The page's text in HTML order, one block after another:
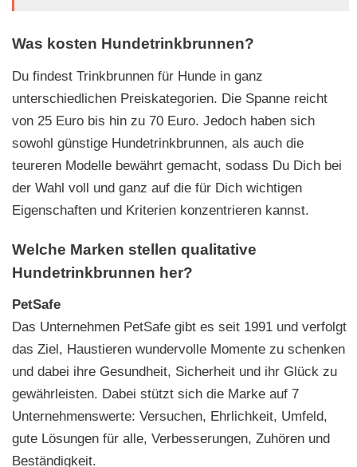
Was kosten Hundetrinkbrunnen?
Du findest Trinkbrunnen für Hunde in ganz
unterschiedlichen Preiskategorien. Die Spanne reicht
von 25 Euro bis hin zu 70 Euro. Jedoch haben sich
sowohl günstige Hundetrinkbrunnen, als auch die
teureren Modelle bewährt gemacht, sodass Du Dich bei
der Wahl voll und ganz auf die für Dich wichtigen
Eigenschaften und Kriterien konzentrieren kannst.
Welche Marken stellen qualitative
Hundetrinkbrunnen her?
PetSafe
Das Unternehmen PetSafe gibt es seit 1991 und verfolgt
das Ziel, Haustieren wundervolle Momente zu schenken
und dabei ihre Gesundheit, Sicherheit und ihr Glück zu
gewährleisten. Dabei stützt sich die Marke auf 7
Unternehmenswerte: Versuchen, Ehrlichkeit, Umfeld,
gute Lösungen für alle, Verbesserungen, Zuhören und
Beständigkeit.